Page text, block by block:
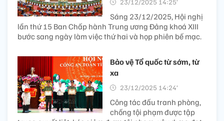
23/12/2025 14:25’
Sáng 23/12/2025, Hội nghị
lần thứ 15 Ban Chấp hành Trung ương Đảng khoá XIII
bước sang ngày làm việc thứ hai và họp phiên bế mạc.
Bảo vệ Tổ quốc từ sớm, từ
xa
23/12/2025 14:24’
Công tác đấu tranh phòng,
chống tội phạm được tập